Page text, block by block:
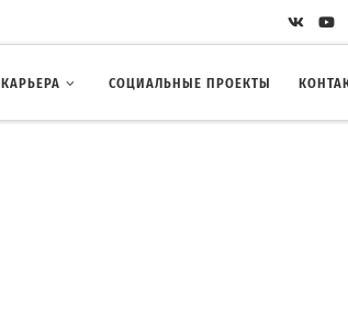
КАРЬЕРА СОЦИАЛЬНЫЕ ПРОЕКТЫ